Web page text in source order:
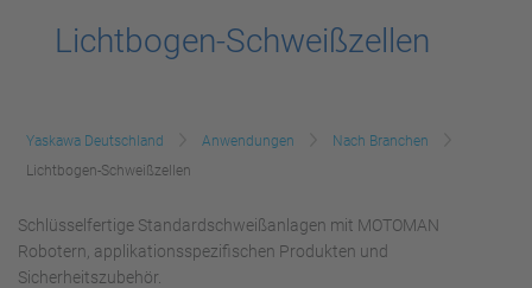
Lichtbogen-Schweißzellen
Yaskawa Deutschland Anwendungen
Nach Branchen
Lichtbogen-Schweißzellen
Schlüsselfertige Standardschweißanlagen mit MOTOMAN
Robotern, applikationsspezifischen Produkten und
Sicherheitszubehör.